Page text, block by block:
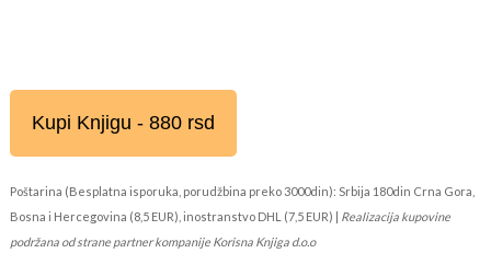
Kupi Knjigu - 880 rsd
Poštarina (Besplatna isporuka, porudžbina preko 3000din): Srbija 180din Crna Gora,
Bosna i Hercegovina (8,5 EUR), inostranstvo DHL (7,5 EUR) | Realizacija kupovine
podržana od strane partner kompanije Korisna Knjiga d.o.o